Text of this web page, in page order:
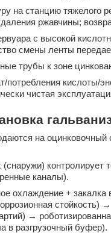
на станцию
ржавчины;
с высокой
смены ленты
трубы к зоне
кислоты/
чистая
на
контролирует
каналы).
охлаждение + закалка
стойкость)
→
в разгрузочный буфер).